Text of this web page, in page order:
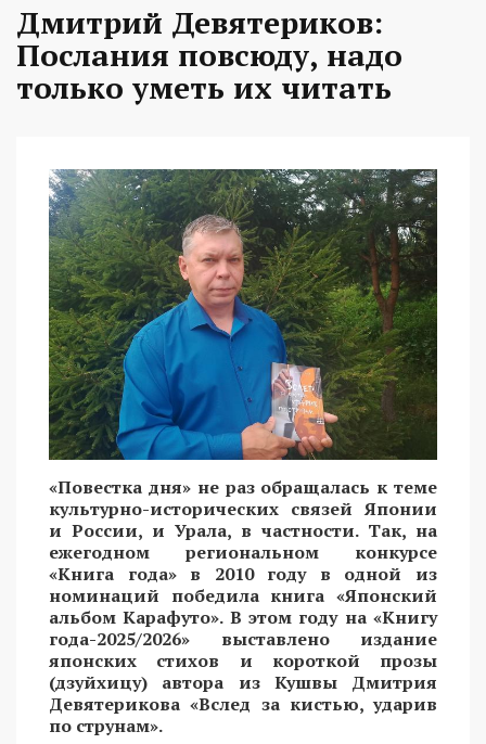
Дмитрий Девятериков:
Послания повсюду, надо
только уметь их читать
«Повестка дня» не раз обращалась к теме
культурно-исторических связей Японии
и России, и Урала, в частности. Так, на
ежегодном региональном конкурсе
«Книга года» в 2010 году в одной из
номинаций победила книга «Японский
альбом Карафуто». В этом году на «Книгу
года-2025/2026» выставлено издание
японских стихов и короткой прозы
(дзуйхицу) автора из Кушвы Дмитрия
Девятерикова «Вслед за кистью, ударив
по струнам».